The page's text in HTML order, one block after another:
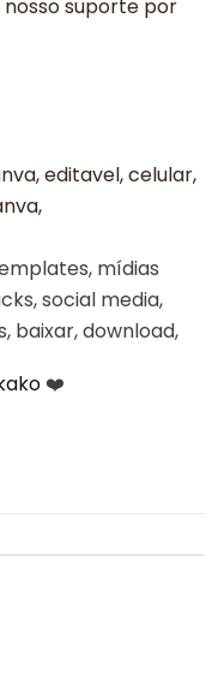
suporte por
editavel, celular,
mídias
social media,
baixar, download,
❤️